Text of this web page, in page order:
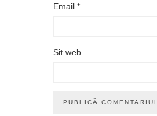
Email *
Sit web